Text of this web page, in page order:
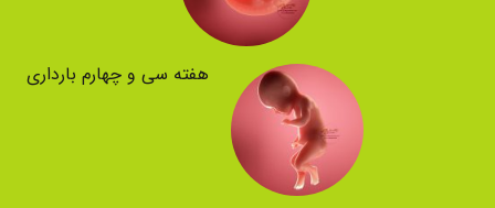
هفته سی و چهارم بارداری